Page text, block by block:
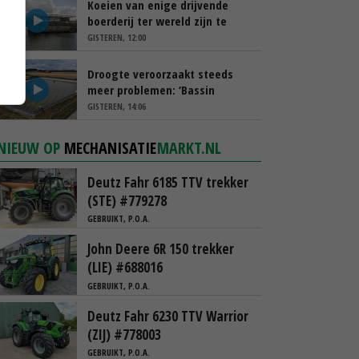
Koeien van enige drijvende
boerderij ter wereld zijn te
koop
GISTEREN, 12:00
Droogte veroorzaakt steeds
meer problemen: ‘Bassin
afgelopen week al leeg’
GISTEREN, 14:06
OP MECHANISATIEMARKT.NL
Deutz Fahr 6185 TTV trekker
(STE) #779278
GEBRUIKT, P.O.A.
John Deere 6R 150 trekker
(LIE) #688016
GEBRUIKT, P.O.A.
Deutz Fahr 6230 TTV Warrior
(ZIJ) #778003
GEBRUIKT, P.O.A.